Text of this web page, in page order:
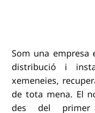
Som una empresa
distribució i
xemeneies,
de tota mena. El
des del primer